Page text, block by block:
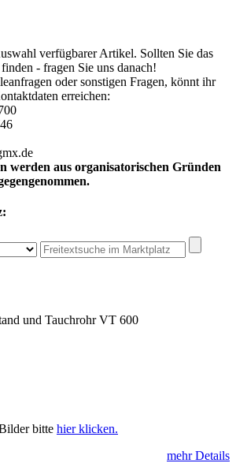
verfügbarer Artikel. Sollten Sie das
- fragen Sie uns danach!
oder sonstigen Fragen, könnt ihr
erreichen:
werden aus organisatorischen Gründen
und Tauchrohr VT 600
bitte hier klicken.
mehr Details